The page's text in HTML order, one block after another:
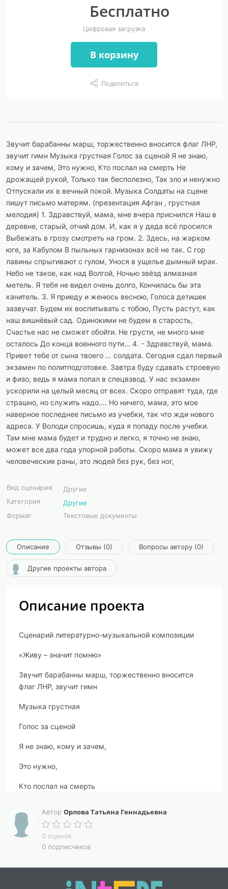
Бесплатно
Цифровая загрузка
В корзину
Поделиться
Звучит барабанны марш, торжественно вносится флаг ЛНР,
звучит гимн Музыка грустная Голос за сценой Я не знаю,
кому и зачем, Это нужно, Кто послал на смерть Не
дрожащей рукой, Только так бесполезно, Так зло и ненужно
Отпускали их в вечный покой. Музыка Солдаты на сцене
пишут письмо матерям. (презентация Афган , грустная
мелодия) 1. Здравствуй, мама, мне вчера приснился Наш в
деревне, старый, отчий дом. И, как я у деда всё просился
Выбежать в грозу смотреть на гром. 2. Здесь, на жарком
юге, за Кабулом В пыльных гарнизонах всё не так. С гор
лавины спрыгивают с гулом, Унося в ущелье дымный мрак.
Небо не такое, как над Волгой, Ночью звёзд алмазная
метель. Я тебя не видел очень долго, Кончилась бы эта
канитель. 3. Я приеду и женюсь весною, Голоса детишек
зазвучат. Будем их воспитывать с тобою, Пусть растут, как
наш вишнёвый сад. Одинокими не будем в старость,
Счастье нас не сможет обойти. Не грусти, не много мне
осталось До конца военного пути… 4. - Здравствуй, мама.
Привет тебе от сына твоего … солдата. Сегодня сдал первый
экзамен по политподготовке. Завтра буду сдавать строевую
и физо, ведь я мама попал в спецвзвод. У нас экзамен
ускорили на целый месяц от всех. Скоро отправят туда, где
страшно, но служить надо…. Но ничего, мама, это мое
наверное последнее письмо из учебки, так что жди нового
адреса. У Володи спросишь, куда я попаду после учебки.
Там мне мама будет и трудно и легко, я точно не знаю,
может все два года упорной работы. Скоро мама я увижу
человеческие раны, это людей без рук, без ног,
Вид сценария
Другие
Категория
Другие
Формат
Текстовые документы
Описание Отзывы (0) Вопросы автору (0)
Другие проекты автора
Описание проекта
Сценарий литературно-музыкальной композиции
«Живу – значит помню»
Звучит барабанны марш, торжественно вносится
флаг ЛНР, звучит гимн
Музыка грустная
Голос за сценой
Я не знаю, кому и зачем,
Это нужно,
Кто послал на смерть
Только так бесполезно,
Так зло и ненужно
Отпускали их в вечный покой.
Музыка Солдаты на сцене пишут письмо матерям.
Автор Орлова Татьяна Геннадьевна
0 оценок
0 подписчиков